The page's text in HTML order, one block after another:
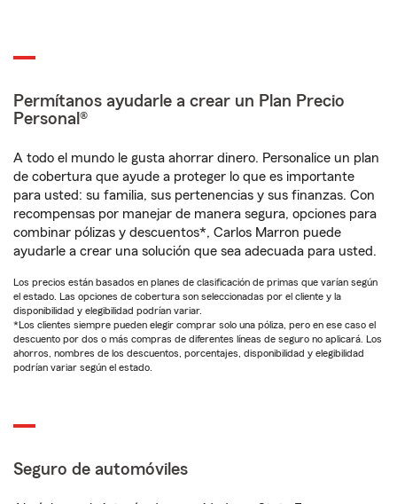
Permítanos ayudarle a crear un Plan Precio
Personal®
A todo el mundo le gusta ahorrar dinero. Personalice un plan
de cobertura que ayude a proteger lo que es importante
para usted: su familia, sus pertenencias y sus finanzas. Con
recompensas por manejar de manera segura, opciones para
combinar pólizas y descuentos*, Carlos Marron puede
ayudarle a crear una solución que sea adecuada para usted.
Los precios están basados en planes de clasificación de primas que varían según
el estado. Las opciones de cobertura son seleccionadas por el cliente y la
disponibilidad y elegibilidad podrían variar.
*Los clientes siempre pueden elegir comprar solo una póliza, pero en ese caso el
descuento por dos o más compras de diferentes líneas de seguro no aplicará. Los
ahorros, nombres de los descuentos, porcentajes, disponibilidad y elegibilidad
podrían variar según el estado.
Seguro de automóviles